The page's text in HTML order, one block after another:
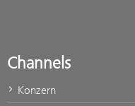
Channels
Konzern